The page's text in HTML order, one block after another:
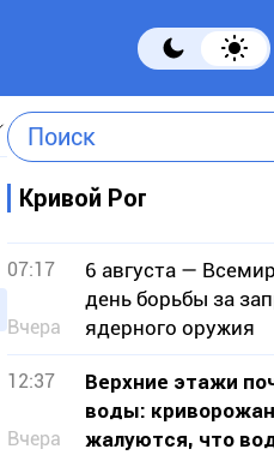
Поиск
Кривой Рог
07:17
Вчера
6 августа —
день борьбы за
ядерного оружия
12:37
Вчера
Верхние этажи
воды:
жалуются, что